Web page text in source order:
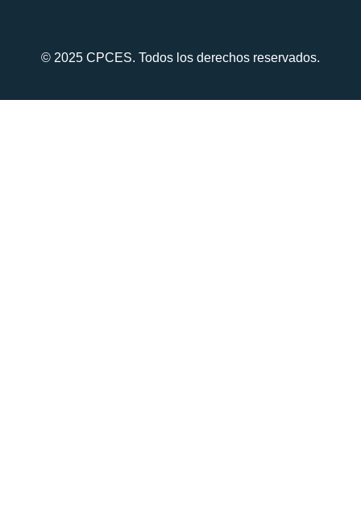
© 2025 CPCES. Todos los derechos reservados.